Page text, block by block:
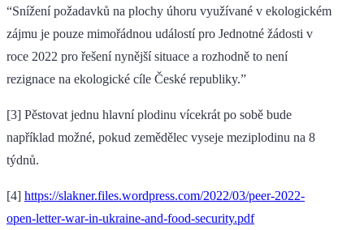
“Snížení požadavků na plochy úhoru využívané v ekologickém
zájmu je pouze mimořádnou událostí pro Jednotné žádosti v
roce 2022 pro řešení nynější situace a rozhodně to není
rezignace na ekologické cíle České republiky.”
[3] Pěstovat jednu hlavní plodinu vícekrát po sobě bude
například možné, pokud zemědělec vyseje meziplodinu na 8
týdnů.
[4] https://slakner.files.wordpress.com/2022/03/peer-2022-
open-letter-war-in-ukraine-and-food-security.pdf